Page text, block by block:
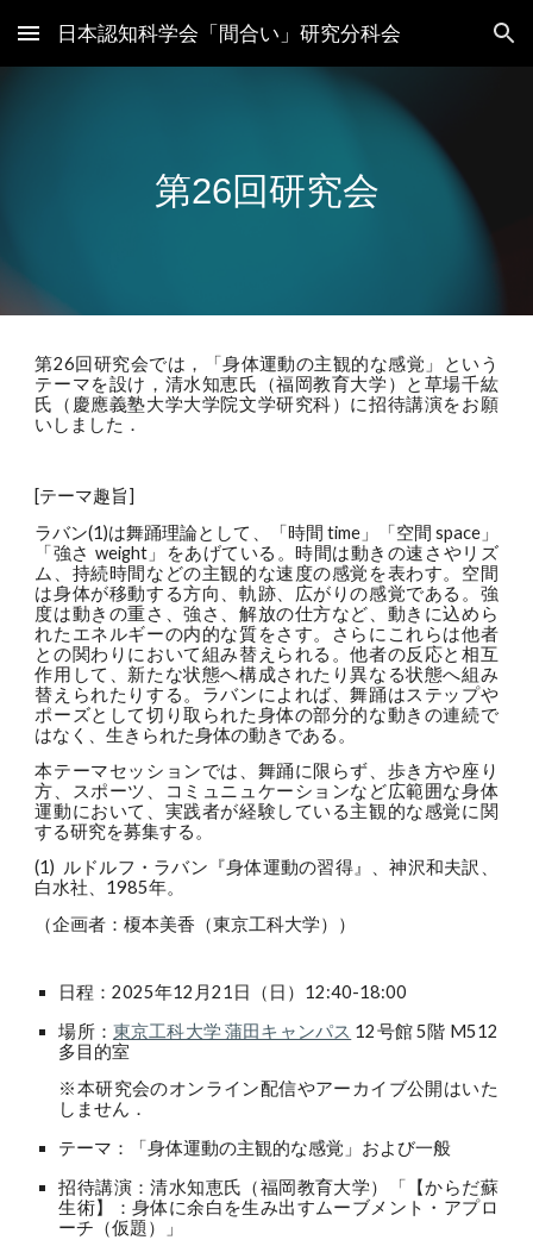
Skip to main content Skip to navigation
日本認知科学会「間合い」研究分科会
第26回研究会
第26回研究会では，「身体運動の主観的な感覚」という
テーマを設け，清水知恵氏（福岡教育大学）と草場千紘
氏（慶應義塾大学大学院文学研究科）に招待講演をお願
いし ました ．
[テーマ趣旨]
ラバン(1)は舞踊理論として、「時間 time」「空間 space」
「強さ weight」をあげている。時間は動きの速さやリズ
ム、持続時間などの主観的な速度の感覚を表わす。空間
は身体が移動する方向、軌跡、広がりの感覚である。強
度は動きの重さ、強さ、解放の仕方など、動きに込めら
れたエネルギーの内的な質をさす。さらにこれらは他者
との関わりにおいて組み替えられる。他者の反応と相互
作用して、新たな状態へ構成されたり異なる状態へ組み
替えられたりする。ラバンによれば、舞踊はステップや
ポーズとして切り取られた身体の部分的な動きの連続で
はなく、生きられた身体の動きである。
本テーマセッションでは、舞踊に限らず、歩き方や座り
方、スポーツ、コミュニュケーションなど広範囲な身体
運動において、実践者が経験している主観的な感覚に関
する研究を募集する。
(1) ルドルフ・ラバン『身体運動の習得』、神沢和夫訳、
白水社、1985年。
（企画者：榎本美香（東京工科大学））
日程：2025年12月21日（日）12:40-18:00
場所： 東京工科大学 蒲田キャンパス 12号館 5階 M512
多目的室
※本研究会のオンライン配信やアーカイブ公開はいた
しません．
テーマ：「身体運動の主観的な感覚」および一般
招待講演：清水知恵氏（福岡教育大学）「【からだ蘇
生術】：身体に余白を生み出すムーブメント・アプロ
ーチ（仮題）」